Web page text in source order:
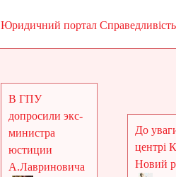
Юридичний портал Справедливість
В ГПУ
допросили экс-
министра
юстиции
А.Лавриновича
До
центрі
Новий